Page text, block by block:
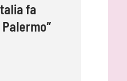
fa